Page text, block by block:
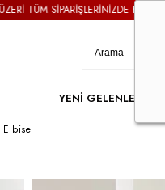
SİPARİŞLERİNİZDEKARGO
YENİ GELENLER
Elbise